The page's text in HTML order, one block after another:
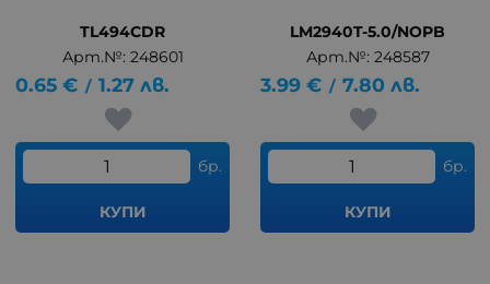
TL494CDR
Арт.№: 248601
0.65 € / 1.27 лв.
бр.
КУПИ
LM2940T-5.0/NOPB
Арт.№: 248587
3.99 € / 7.80 лв.
бр.
КУПИ